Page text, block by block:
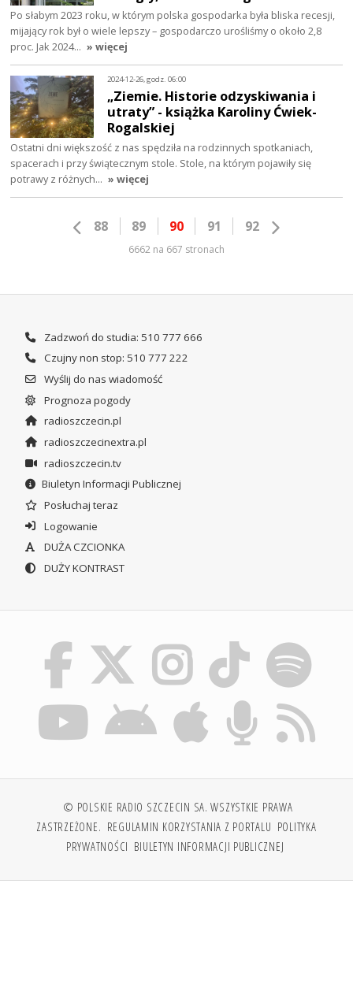
Po słabym 2023 roku, w którym polska gospodarka była bliska recesji,
mijający rok był o wiele lepszy – gospodarczo urośliśmy o około 2,8
proc. Jak 2024… » więcej
2024-12-26, godz. 06:00
„Ziemie. Historie odzyskiwania i
utraty” - książka Karoliny Ćwiek-
Rogalskiej
Ostatni dni większość z nas spędziła na rodzinnych spotkaniach,
spacerach i przy świątecznym stole. Stole, na którym pojawiły się
potrawy z różnych… » więcej
88 89 90 91 92
6662 na 667 stronach
Zadzwoń do studia: 510 777 666
Czujny non stop: 510 777 222
Wyślij do nas wiadomość
Prognoza pogody
radioszczecin.pl
radioszczecinextra.pl
radioszczecin.tv
Biuletyn Informacji Publicznej
Posłuchaj teraz
Logowanie
DUŻA CZCIONKA
DUŻY KONTRAST
© POLSKIE RADIO SZCZECIN SA. WSZYSTKIE PRAWA
ZASTRZEŻONE. REGULAMIN KORZYSTANIA Z PORTALU POLITYKA
PRYWATNOŚCI BIULETYN INFORMACJI PUBLICZNEJ